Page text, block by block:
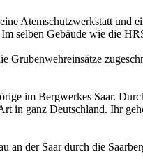
Atemschutzwerkstatt und
selben Gebäude wie die
Grubenwehreinsätze
im Bergwerkes Saar.
in ganz Deutschland. Ihr
an der Saar durch die